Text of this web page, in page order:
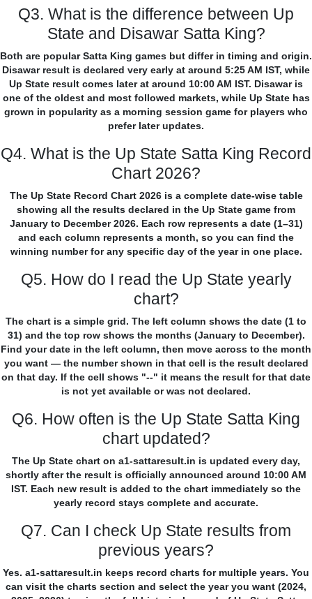
Q3. What is the difference between Up
State and Disawar Satta King?
Both are popular Satta King games but differ in timing and origin.
Disawar result is declared very early at around 5:25 AM IST, while
Up State result comes later at around 10:00 AM IST. Disawar is
one of the oldest and most followed markets, while Up State has
grown in popularity as a morning session game for players who
prefer later updates.
Q4. What is the Up State Satta King Record
Chart 2026?
The Up State Record Chart 2026 is a complete date-wise table
showing all the results declared in the Up State game from
January to December 2026. Each row represents a date (1–31)
and each column represents a month, so you can find the
winning number for any specific day of the year in one place.
Q5. How do I read the Up State yearly
chart?
The chart is a simple grid. The left column shows the date (1 to
31) and the top row shows the months (January to December).
Find your date in the left column, then move across to the month
you want — the number shown in that cell is the result declared
on that day. If the cell shows "--" it means the result for that date
is not yet available or was not declared.
Q6. How often is the Up State Satta King
chart updated?
The Up State chart on a1-sattaresult.in is updated every day,
shortly after the result is officially announced around 10:00 AM
IST. Each new result is added to the chart immediately so the
yearly record stays complete and accurate.
Q7. Can I check Up State results from
previous years?
Yes. a1-sattaresult.in keeps record charts for multiple years. You
can visit the charts section and select the year you want (2024,